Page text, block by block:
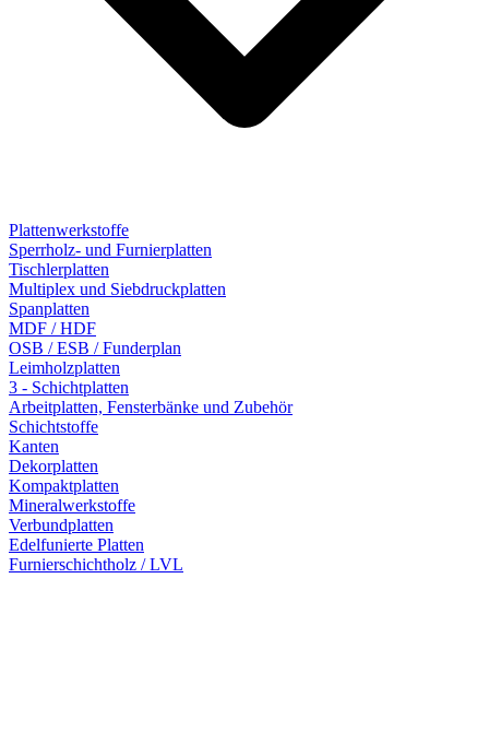
Plattenwerkstoffe
Sperrholz- und Furnierplatten
Tischlerplatten
Multiplex und Siebdruckplatten
Spanplatten
MDF / HDF
OSB / ESB / Funderplan
Leimholzplatten
3 - Schichtplatten
Arbeitplatten, Fensterbänke und Zubehör
Schichtstoffe
Kanten
Dekorplatten
Kompaktplatten
Mineralwerkstoffe
Verbundplatten
Edelfunierte Platten
Furnierschichtholz / LVL